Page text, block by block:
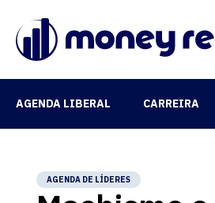
AGENDA LIBERAL CARREIRA
AGENDA DE LÍDERES